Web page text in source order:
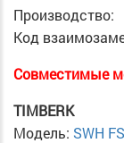
Производство:
Код
Cовместимые
TIMBERK
Модель: SWH